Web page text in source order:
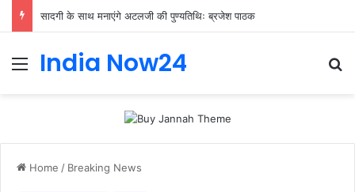
सादगी के साथ मनाएंगे अटलजी की पुण्यतिथिः ब्रजेश पाठक
India Now24
Home / Breaking News